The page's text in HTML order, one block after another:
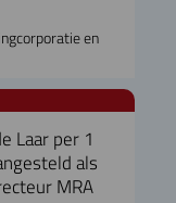
en
Laar per 1
als
MRA